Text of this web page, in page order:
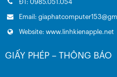
ĐT: 0985.051.054
Email:
Website: www.linhkienapple.net
GIẤY PHÉP – THÔNG BÁO